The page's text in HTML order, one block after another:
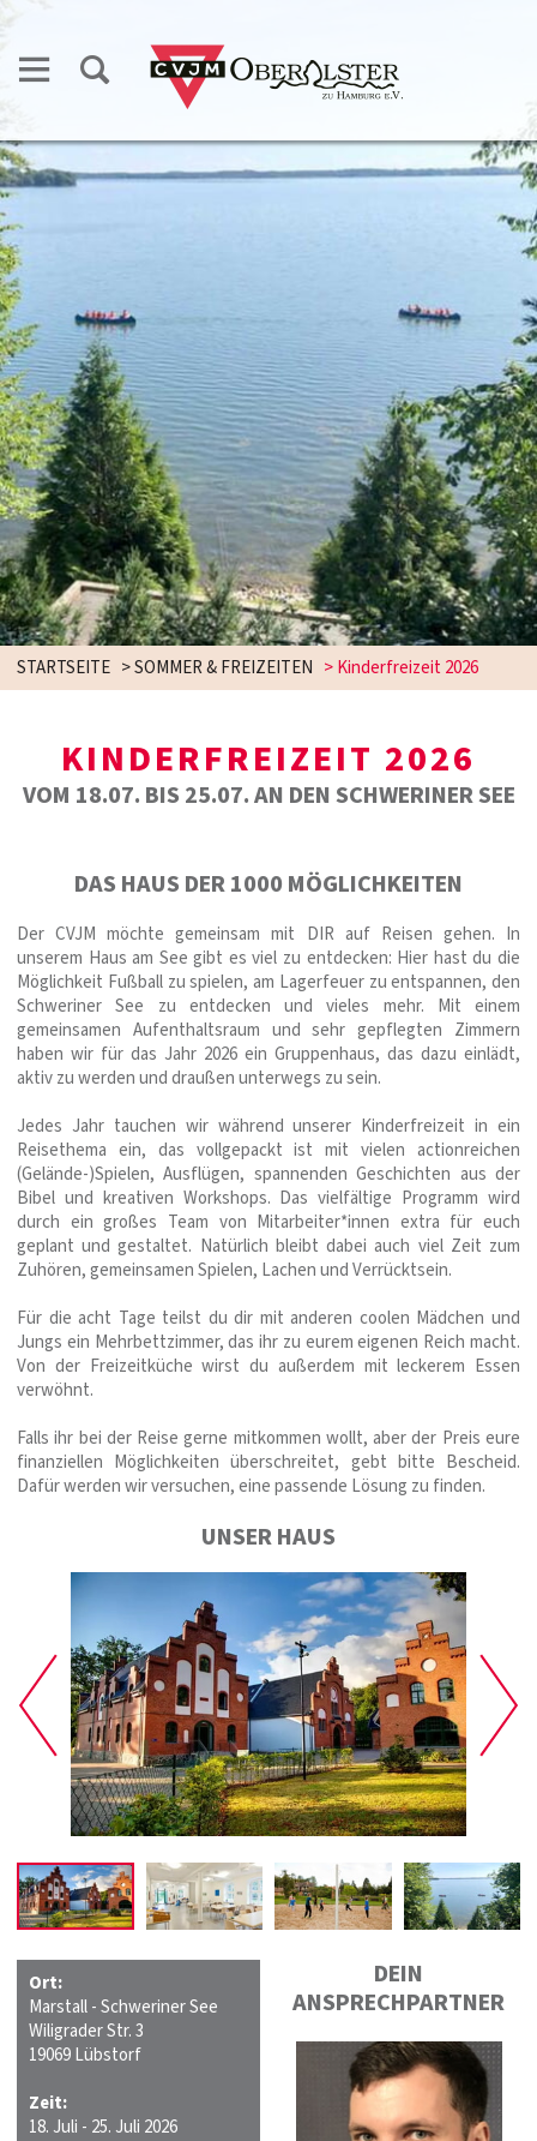
STARTSEITE >SOMMER & FREIZEITEN >Kinderfreizeit 2026
KINDERFREIZEIT 2026
VOM 18.07. BIS 25.07. AN DEN SCHWERINER SEE
DAS HAUS DER 1000 MÖGLICHKEITEN
Der CVJM möchte gemeinsam mit DIR auf Reisen gehen. In
unserem Haus am See gibt es viel zu entdecken: Hier hast du die
Möglichkeit Fußball zu spielen, am Lagerfeuer zu entspannen, den
Schweriner See zu entdecken und vieles mehr. Mit einem
gemeinsamen Aufenthaltsraum und sehr gepflegten Zimmern
haben wir für das Jahr 2026 ein Gruppenhaus, das dazu einlädt,
aktiv zu werden und draußen unterwegs zu sein.
Jedes Jahr tauchen wir während unserer Kinderfreizeit in ein
Reisethema ein, das vollgepackt ist mit vielen actionreichen
(Gelände-)Spielen, Ausflügen, spannenden Geschichten aus der
Bibel und kreativen Workshops. Das vielfältige Programm wird
durch ein großes Team von Mitarbeiter*innen extra für euch
geplant und gestaltet. Natürlich bleibt dabei auch viel Zeit zum
Zuhören, gemeinsamen Spielen, Lachen und Verrücktsein.
Für die acht Tage teilst du dir mit anderen coolen Mädchen und
Jungs ein Mehrbettzimmer, das ihr zu eurem eigenen Reich macht.
Von der Freizeitküche wirst du außerdem mit leckerem Essen
verwöhnt.
Falls ihr bei der Reise gerne mitkommen wollt, aber der Preis eure
finanziellen Möglichkeiten überschreitet, gebt bitte Bescheid.
Dafür werden wir versuchen, eine passende Lösung zu finden.
UNSER HAUS
Ort:
Marstall - Schweriner See
Wiligrader Str. 3
19069 Lübstorf
Zeit:
18. Juli - 25. Juli 2026
DEIN
ANSPRECHPARTNER